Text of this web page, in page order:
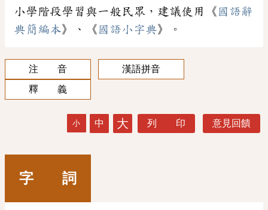
小學階段學習與一般民眾，建議使用《 國語辭
典簡編本》、《 國語小字典》。
注 音
漢語拼音
釋 義
小 中 大 列 印 意見回饋
字 詞